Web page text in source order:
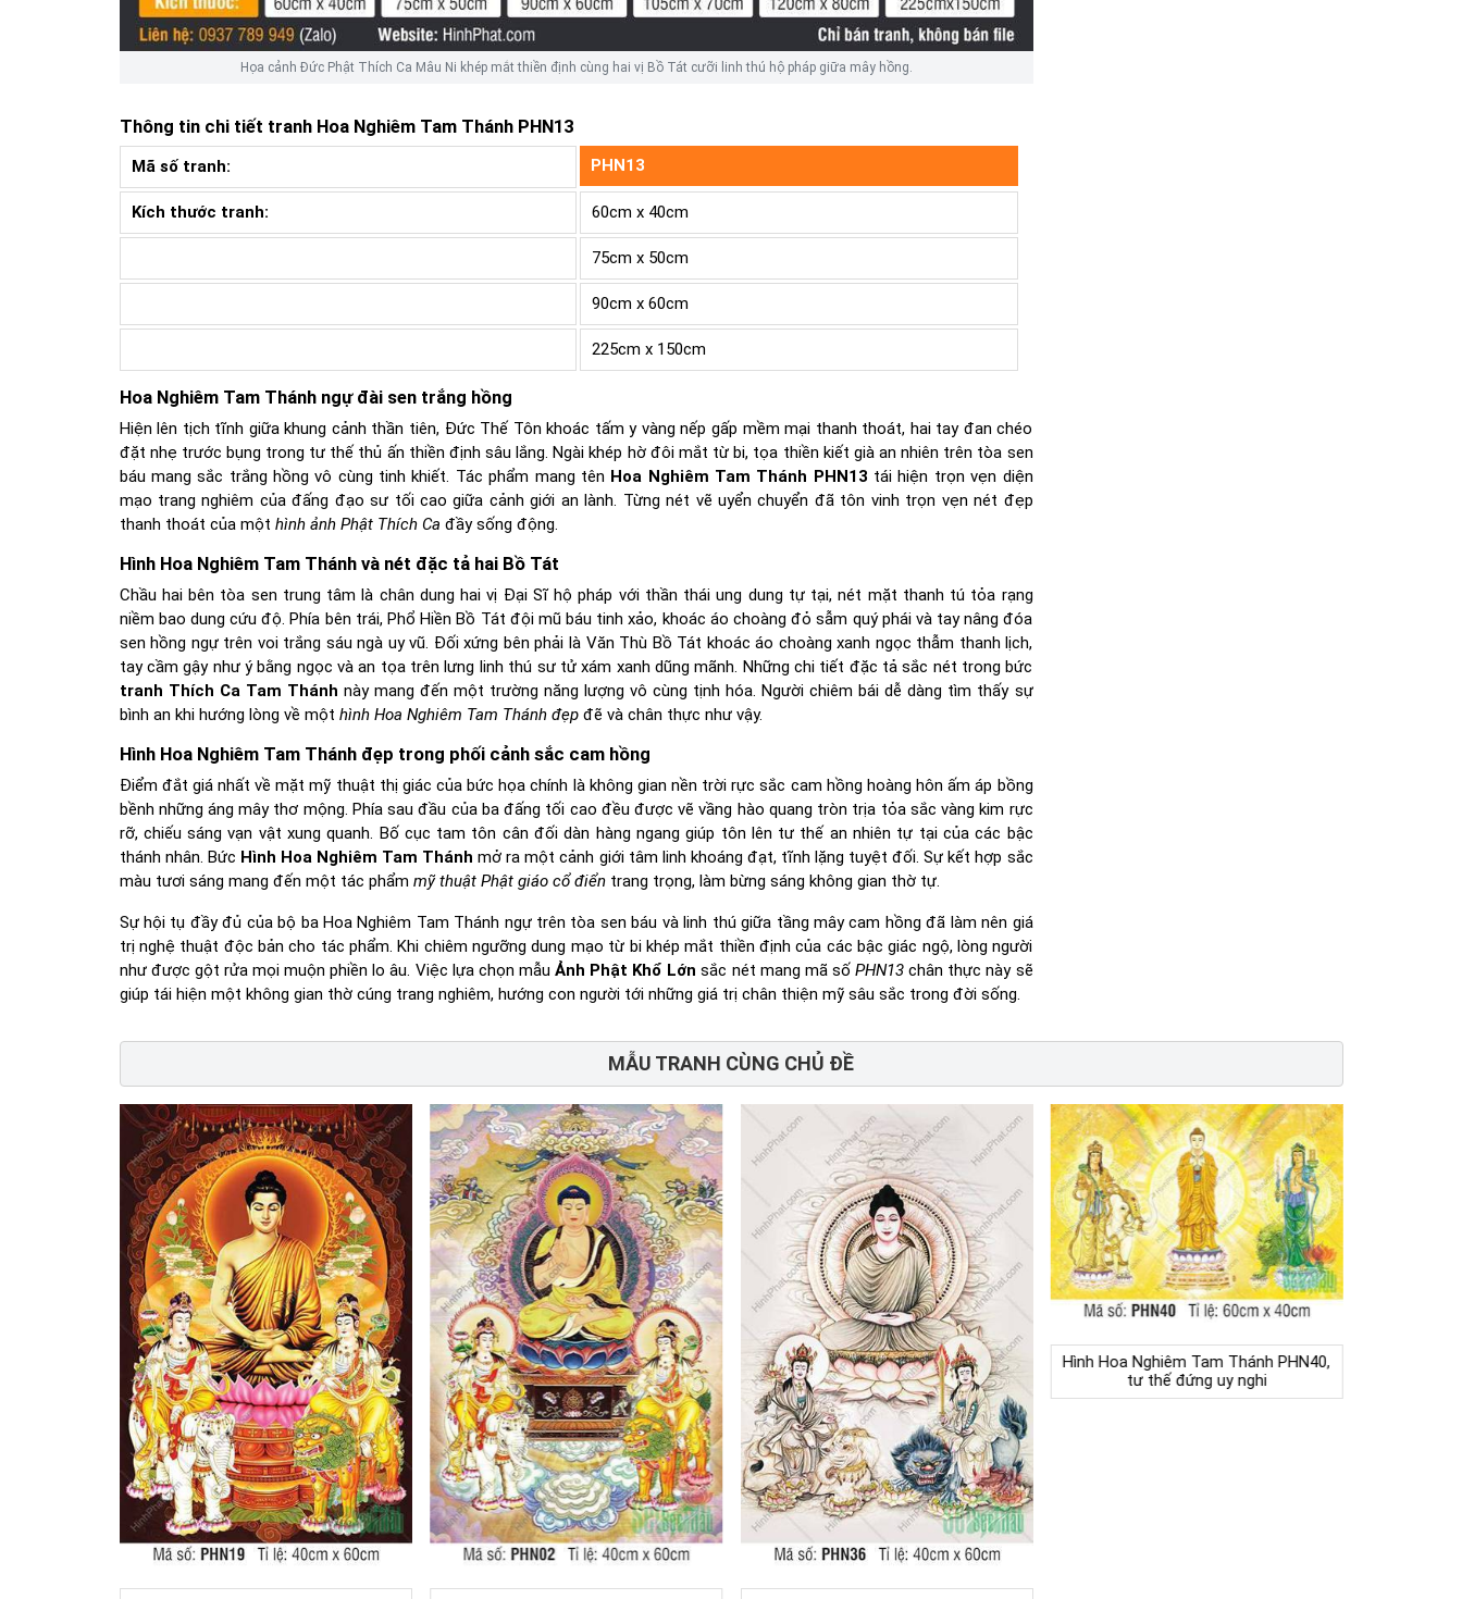
Họa cảnh Đức Phật Thích Ca Mâu Ni khép mắt thiền định cùng hai vị Bồ Tát cưỡi linh thú hộ pháp giữa mây hồng.
Thông tin chi tiết tranh Hoa Nghiêm Tam Thánh PHN13
Mã số tranh: PHN13
Kích thước tranh: 60cm x 40cm
75cm x 50cm
90cm x 60cm
225cm x 150cm
Hoa Nghiêm Tam Thánh ngự đài sen trắng hồng
Hiện lên tịch tĩnh giữa khung cảnh thần tiên, Đức Thế Tôn khoác tấm y vàng nếp gấp mềm mại thanh thoát, hai tay đan chéo
đặt nhẹ trước bụng trong tư thế thủ ấn thiền định sâu lắng. Ngài khép hờ đôi mắt từ bi, tọa thiền kiết già an nhiên trên tòa sen
báu mang sắc trắng hồng vô cùng tinh khiết. Tác phẩm mang tên Hoa Nghiêm Tam Thánh PHN13 tái hiện trọn vẹn diện
mạo trang nghiêm của đấng đạo sư tối cao giữa cảnh giới an lành. Từng nét vẽ uyển chuyển đã tôn vinh trọn vẹn nét đẹp
thanh thoát của một hình ảnh Phật Thích Ca đầy sống động.
Hình Hoa Nghiêm Tam Thánh và nét đặc tả hai Bồ Tát
Chầu hai bên tòa sen trung tâm là chân dung hai vị Đại Sĩ hộ pháp với thần thái ung dung tự tại, nét mặt thanh tú tỏa rạng
niềm bao dung cứu độ. Phía bên trái, Phổ Hiền Bồ Tát đội mũ báu tinh xảo, khoác áo choàng đỏ sẫm quý phái và tay nâng đóa
sen hồng ngự trên voi trắng sáu ngà uy vũ. Đối xứng bên phải là Văn Thù Bồ Tát khoác áo choàng xanh ngọc thẫm thanh lịch,
tay cầm gậy như ý bằng ngọc và an tọa trên lưng linh thú sư tử xám xanh dũng mãnh. Những chi tiết đặc tả sắc nét trong bức
tranh Thích Ca Tam Thánh này mang đến một trường năng lượng vô cùng tịnh hóa. Người chiêm bái dễ dàng tìm thấy sự
bình an khi hướng lòng về một hình Hoa Nghiêm Tam Thánh đẹpđẽ và chân thực như vậy.
Hình Hoa Nghiêm Tam Thánh đẹp trong phối cảnh sắc cam hồng
Điểm đắt giá nhất về mặt mỹ thuật thị giác của bức họa chính là không gian nền trời rực sắc cam hồng hoàng hôn ấm áp bồng
bềnh những áng mây thơ mộng. Phía sau đầu của ba đấng tối cao đều được vẽ vầng hào quang tròn trịa tỏa sắc vàng kim rực
rỡ, chiếu sáng vạn vật xung quanh. Bố cục tam tôn cân đối dàn hàng ngang giúp tôn lên tư thế an nhiên tự tại của các bậc
thánh nhân. Bức Hình Hoa Nghiêm Tam Thánh mở ra một cảnh giới tâm linh khoáng đạt, tĩnh lặng tuyệt đối. Sự kết hợp sắc
màu tươi sáng mang đến một tác phẩm mỹ thuật Phật giáo cổ điểntrang trọng, làm bừng sáng không gian thờ tự.
Sự hội tụ đầy đủ của bộ ba Hoa Nghiêm Tam Thánh ngự trên tòa sen báu và linh thú giữa tầng mây cam hồng đã làm nên giá
trị nghệ thuật độc bản cho tác phẩm. Khi chiêm ngưỡng dung mạo từ bi khép mắt thiền định của các bậc giác ngộ, lòng người
như được gột rửa mọi muộn phiền lo âu. Việc lựa chọn mẫu Ảnh Phật Khổ Lớn sắc nét mang mã sốPHN13 chân thực này sẽ
giúp tái hiện một không gian thờ cúng trang nghiêm, hướng con người tới những giá trị chân thiện mỹ sâu sắc trong đời sống.
MẪU TRANH CÙNG CHỦ ĐỀ
Hình Hoa Nghiêm Tam Thánh PHN40,
tư thế đứng uy nghi